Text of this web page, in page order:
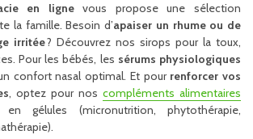
en lignevous propose une sélection
la famille. Besoin d’apaiser un rhume ou de
irritée? Découvrez nos sirops pour la toux,
Pour les bébés, les sérums physiologiques
confort nasal optimal. Et pour renforcer vos
, optez pour nos compléments alimentaires
gélules (micronutrition, phytothérapie,